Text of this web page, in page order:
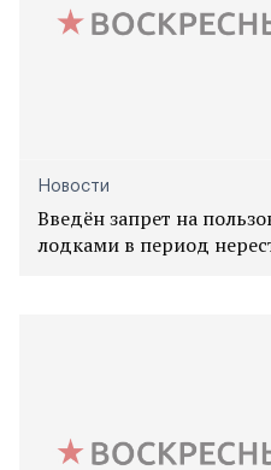
Новости
Введён запрет на
лодками в период